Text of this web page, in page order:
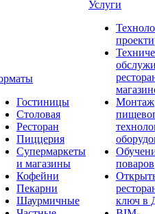
Гостиницы
Столовая
Ресторан
Пиццерия
Супермаркеты
и магазины
Кофейни
Пекарни
Шаурмичные
Услуги
Монтаж
поваров
ключ в